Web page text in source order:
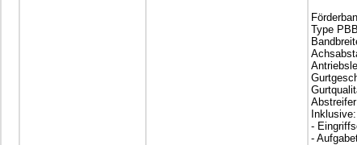
Type
Inklusive:
-
-